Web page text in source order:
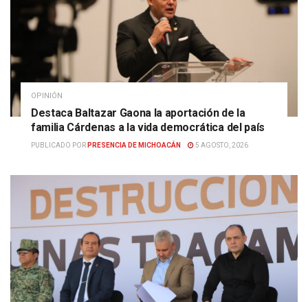
OPINIÓN
Destaca Baltazar Gaona la aportación de la
familia Cárdenas a la vida democrática del país
PUBLICADO POR PRESENCIA DE MICHOACÁN 5 AGOSTO, 2026